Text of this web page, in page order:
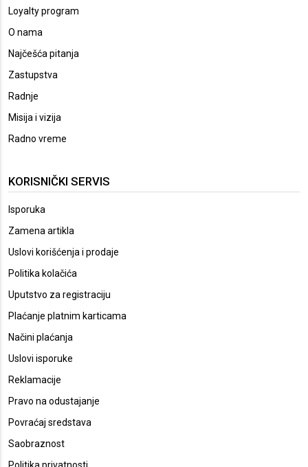
Loyalty program
O nama
Najčešća pitanja
Zastupstva
Radnje
Misija i vizija
Radno vreme
KORISNIČKI SERVIS
Isporuka
Zamena artikla
Uslovi korišćenja i prodaje
Politika kolačića
Uputstvo za registraciju
Plaćanje platnim karticama
Načini plaćanja
Uslovi isporuke
Reklamacije
Pravo na odustajanje
Povraćaj sredstava
Saobraznost
Politika privatnosti